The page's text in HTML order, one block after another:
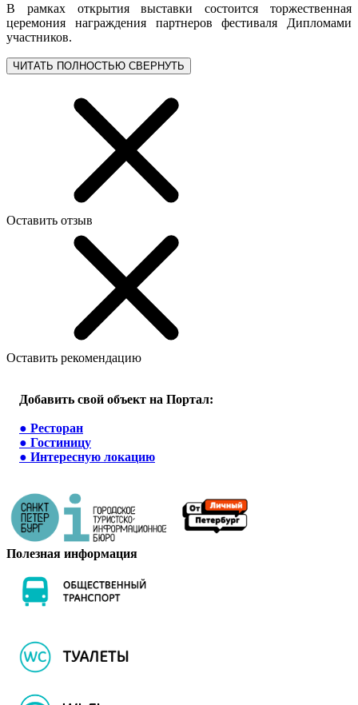
В рамках открытия выставки состоится торжественная
церемония награждения партнеров фестиваля Дипломами
участников.
ЧИТАТЬ ПОЛНОСТЬЮ СВЕРНУТЬ
Оставить отзыв
Оставить рекомендацию
Добавить свой объект на Портал:
● Ресторан
● Гостиницу
● Интересную локацию
Полезная информация